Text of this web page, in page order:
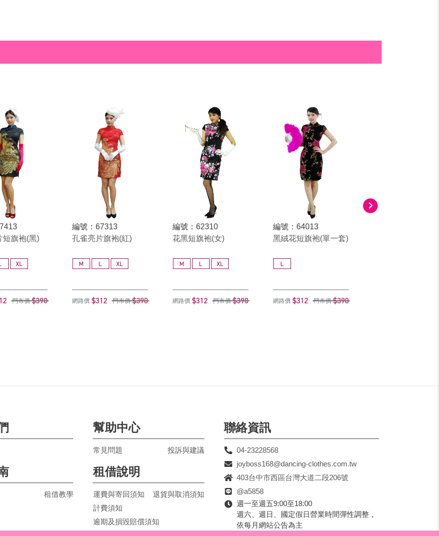
短旗袍(黑)
XL
門市價 $390
編號：67313
孔雀亮片旗袍(紅)
M L XL
網路價 $312 門市價 $390
編號：62310
花黑短旗袍(女)
M L XL
網路價 $312 門市價 $390
編號：64013
黑絨花短旗袍(單一套)
L
網路價 $312 門市價 $390
租借教學
幫助中心
常見問題 投訴與建議
租借說明
運費與寄回須知
退貨與取消須知
計費須知
逾期及損毀賠償須知
聯絡資訊
04-23228568
joyboss168@dancing-clothes.com.tw
403台中市西區台灣大道二段206號
@a5858
週一至週五9:00至18:00
週六、週日、國定假日營業時間彈性調整，
依每月網站公告為主